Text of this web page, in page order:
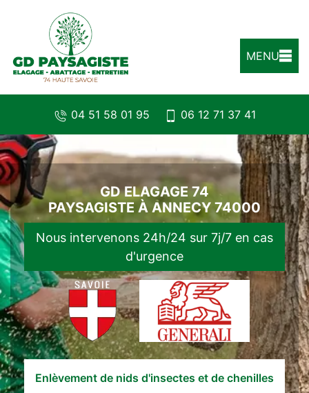
MENU
04 51 58 01 95 06 12 71 37 41
GD ELAGAGE 74
PAYSAGISTE À ANNECY 74000
Nous intervenons 24h/24 sur 7j/7 en cas
d'urgence
Enlèvement de nids d'insectes et de chenilles